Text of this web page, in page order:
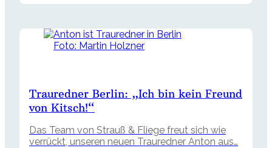
Foto: Martin Holzner
Trauredner Berlin: „Ich bin kein Freund
von Kitsch!“
Das Team von Strauß & Fliege freut sich wie
verrückt, unseren neuen Trauredner Anton aus…